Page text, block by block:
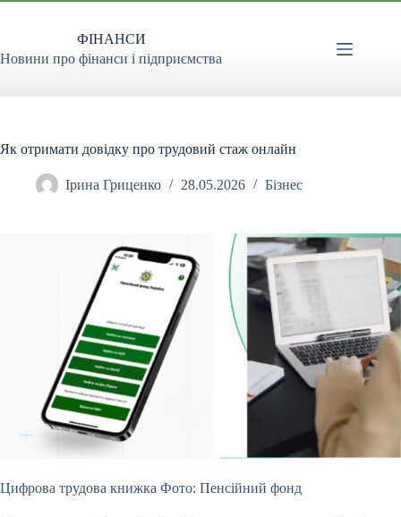
Перейти
ФІНАНСИ
Новини про фінанси і підприємства
Як отримати довідку про трудовий стаж онлайн
Ірина Гриценко 28.05.2026 Бізнес
Цифрова трудова книжка Фото: Пенсійний фонд